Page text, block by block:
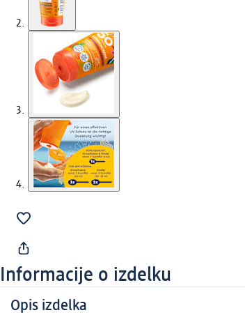
Informacije o izdelku
Opis izdelka